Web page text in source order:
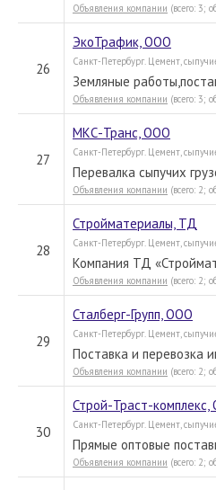
Объявления компании (всего: 3;
26
ЭкоТрафик, ООО
Санкт-Петербург. Цемент,
Земляные
Объявления компании (всего: 3;
27
МКС-Транс, ООО
Санкт-Петербург. Цемент,
Перевалка сыпучих
Объявления компании (всего: 2;
28
Стройматериалы, ТД
Санкт-Петербург. Цемент,
Компания ТД
Объявления компании (всего: 2;
29
Сталберг-Групп, ООО
Санкт-Петербург. Цемент,
Поставка и перевозка
Объявления компании (всего: 2;
30
Строй-Траст-
Санкт-Петербург. Цемент,
Прямые оптовые
Объявления компании (всего: 2;